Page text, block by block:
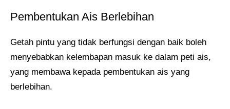
Pembentukan Ais Berlebihan
Getah pintu yang tidak berfungsi dengan baik boleh
menyebabkan kelembapan masuk ke dalam peti ais,
yang membawa kepada pembentukan ais yang
berlebihan.